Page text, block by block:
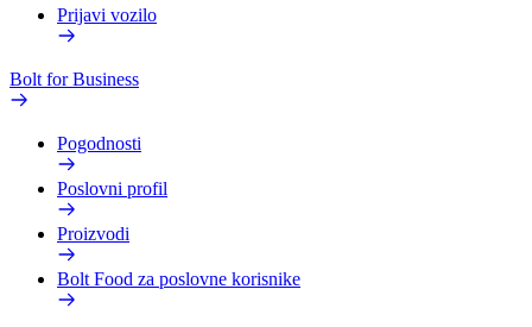
Prijavi vozilo
Bolt for Business
Pogodnosti
Poslovni profil
Proizvodi
Bolt Food za poslovne korisnike